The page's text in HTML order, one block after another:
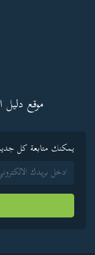
موقع
يمكنك متابعة كل جديد